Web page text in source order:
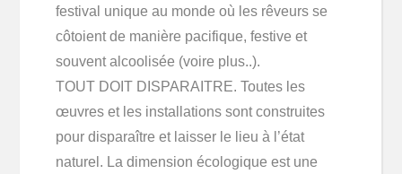
festival unique au monde où les rêveurs se
côtoient de manière pacifique, festive et
souvent alcoolisée (voire plus..).
TOUT DOIT DISPARAITRE. Toutes les
œuvres et les installations sont construites
pour disparaître et laisser le lieu à l’état
naturel. La dimension écologique est une